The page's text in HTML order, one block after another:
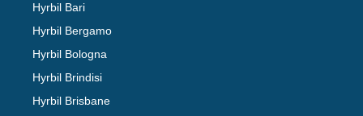
Hyrbil Bari
Hyrbil Bergamo
Hyrbil Bologna
Hyrbil Brindisi
Hyrbil Brisbane